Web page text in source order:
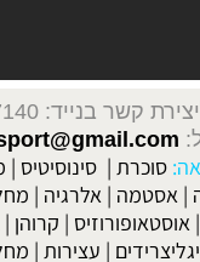
בנייד: 052-8567140
סוכרת | סינוסיטיס |
| אסטמה | אלרגיה |
| אוסטאופורוזיס | קרוהן |
| עצירות |